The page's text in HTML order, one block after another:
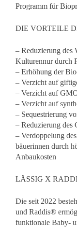
Programm für
DIE VORTEILE
– Reduzierung des
Kulturennur durch
– Erhöhung der
– Verzicht auf
– Verzicht auf
– Verzicht auf
– Sequestrierung
– Reduzierung des
– Verdoppelung
bäuerinnen durch
Anbaukosten
LÄSSIG X
Die seit 2022
und Raddis®
funktionale Baby-